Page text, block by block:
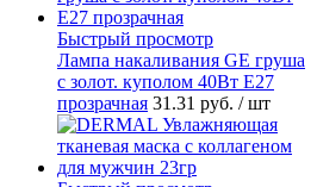
Быстрый просмотр
Лампа накаливания GE груша
с золот. куполом 40Вт Е27
прозрачная 31.31 руб. / шт